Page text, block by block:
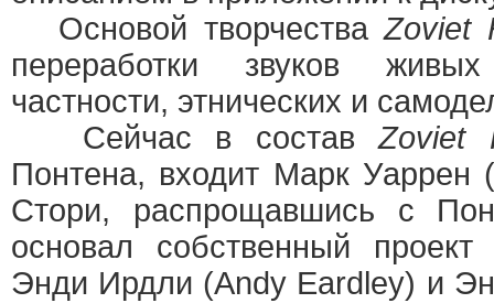
Основой творчестваZoviet
переработки звуков
частности, этнических и
Сейчас в составZoviet
Понтена, входит Марк Уаррен
Стори, распрощавшись с
основал собственный проект
Энди Ирдли (Andy Eardley) и